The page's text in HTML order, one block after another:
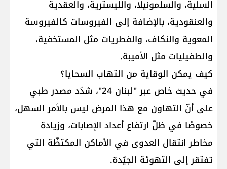
السلية، والسلمونيلا، والليسترية، والعقدية
والعنقودية، بالإضافة إلى الفيروسات كالفيروسة
المعوية والنكاف، والفطريات مثل المستخفية،
والطفيليات مثل الأميبة.
كيف يمكن الوقاية من التهاب السحايا؟
في حديث خاص عبر "لبنان 24"، شدّد مصدر طبي
على أنّ التهاون مع هذا المرض ليس بالأمر السهل،
خصوصًا في ظلّ ارتفاع أعداد الإصابات، وزيادة
مخاطر انتقال العدوى في الأماكن المكتظّة التي
تفتقر إلى التهوئة الجيّدة.